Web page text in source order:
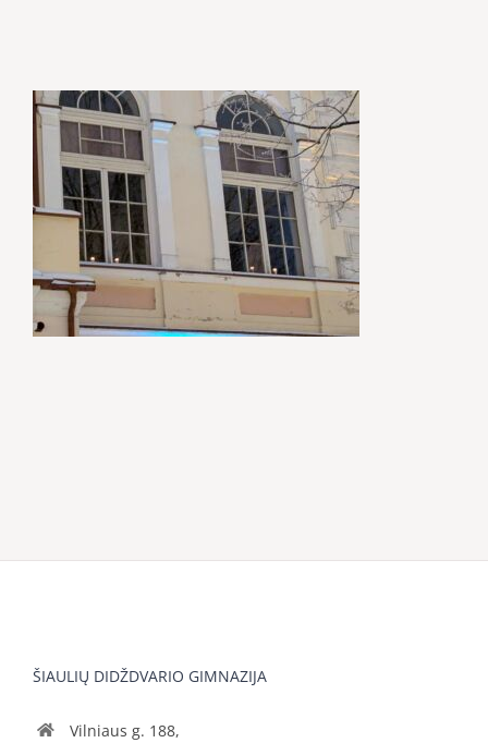
ŠIAULIŲ DIDŽDVARIO GIMNAZIJA
Vilniaus g. 188,